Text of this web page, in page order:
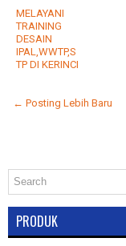
MELAYANI
TRAINING
DESAIN
IPAL,WWTP,S
TP DI KERINCI
← Posting Lebih Baru
PRODUK